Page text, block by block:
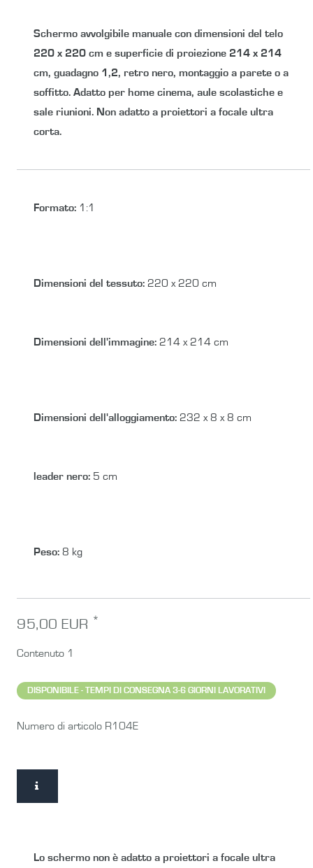
Schermo avvolgibile manuale con dimensioni del telo
220 x 220 cm e superficie di proiezione 214 x 214
cm, guadagno 1,2, retro nero, montaggio a parete o a
soffitto. Adatto per home cinema, aule scolastiche e
sale riunioni. Non adatto a proiettori a focale ultra
corta.
Formato: 1:1
Dimensioni del tessuto: 220 x 220 cm
Dimensioni dell'immagine: 214 x 214 cm
Dimensioni dell'alloggiamento: 232 x 8 x 8 cm
leader nero: 5 cm
Peso: 8 kg
95,00 EUR *
Contenuto 1
DISPONIBILE - TEMPI DI CONSEGNA 3-6 GIORNI LAVORATIVI
Numero di articolo R104E
Lo schermo non è adatto a proiettori a focale ultra